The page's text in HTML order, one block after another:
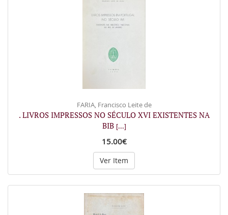
FARIA, Francisco Leite de
. LIVROS IMPRESSOS NO SÉCULO XVI EXISTENTES NA
BIB [...]
15.00€
Ver Item